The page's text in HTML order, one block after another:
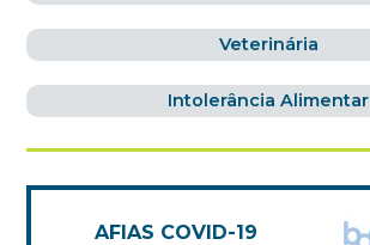
Veterinária
Intolerância Alimentar
AFIAS COVID-19